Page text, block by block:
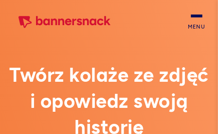
MENU
Twórz kolaże ze zdjęć
i opowiedz swoją
historię